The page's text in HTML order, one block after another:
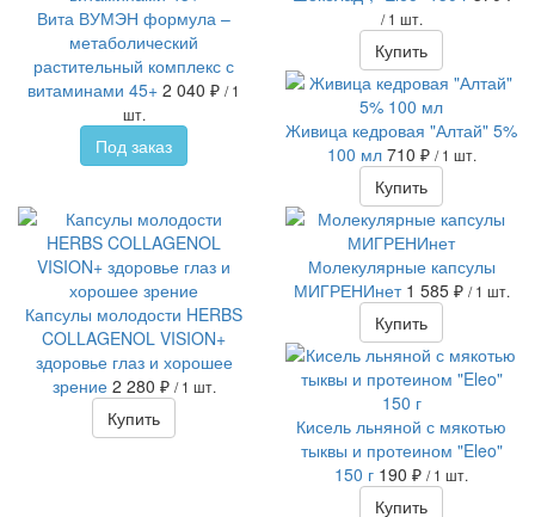
Вита ВУМЭН формула –
метаболический
растительный комплекс с
витаминами 45+ 2 040 ₽ / 1
шт.
Под заказ
/ 1 шт.
Купить
Живица кедровая "Алтай" 5%
100 мл 710 ₽ / 1 шт.
Купить
Капсулы молодости HERBS
COLLAGENOL VISION+
здоровье глаз и хорошее
зрение 2 280 ₽ / 1 шт.
Купить
Молекулярные капсулы
МИГРЕНИнет 1 585 ₽ / 1 шт.
Купить
Кисель льняной с мякотью
тыквы и протеином "Eleo"
150 г 190 ₽ / 1 шт.
Купить